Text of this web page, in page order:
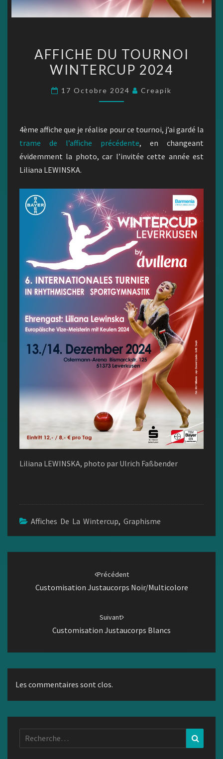
DU
TOURNOI
AFFICHE DU TOURNOI
WINTERCUP 2024
17 Octobre 2024 Creapik
4ème affiche que je réalise pour ce tournoi, j’ai gardé la
trame de l’affiche précédente, en changeant
évidemment la photo, car l’invitée cette année est
Liliana LEWINSKA.
Liliana LEWINSKA, photo par Ulrich Faßbender
Affiches De La Wintercup, Graphisme
Précédent
Customisation Justaucorps Noir/multicolore
Suivant
Customisation Justaucorps Blancs
Les commentaires sont clos.
Rechercher :